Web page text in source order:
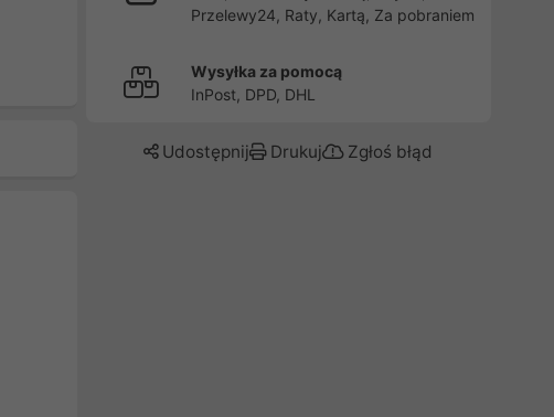
Przelewy24, Raty, Kartą, Za pobraniem
Wysyłka za pomocą
InPost, DPD, DHL
Udostępnij Drukuj Zgłoś błąd